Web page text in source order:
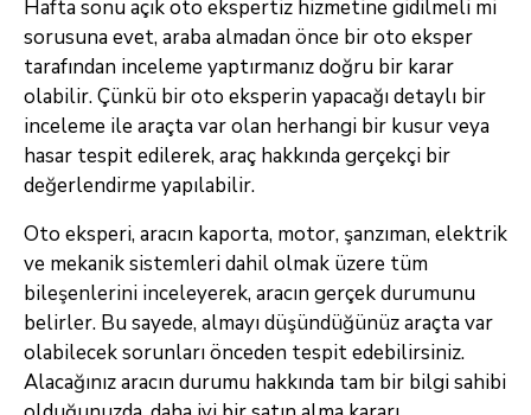
Hafta sonu açık oto ekspertiz hizmetine gidilmeli mi
sorusuna evet, araba almadan önce bir oto eksper
tarafından inceleme yaptırmanız doğru bir karar
olabilir. Çünkü bir oto eksperin yapacağı detaylı bir
inceleme ile araçta var olan herhangi bir kusur veya
hasar tespit edilerek, araç hakkında gerçekçi bir
değerlendirme yapılabilir.
Oto eksperi, aracın kaporta, motor, şanzıman, elektrik
ve mekanik sistemleri dahil olmak üzere tüm
bileşenlerini inceleyerek, aracın gerçek durumunu
belirler. Bu sayede, almayı düşündüğünüz araçta var
olabilecek sorunları önceden tespit edebilirsiniz.
Alacağınız aracın durumu hakkında tam bir bilgi sahibi